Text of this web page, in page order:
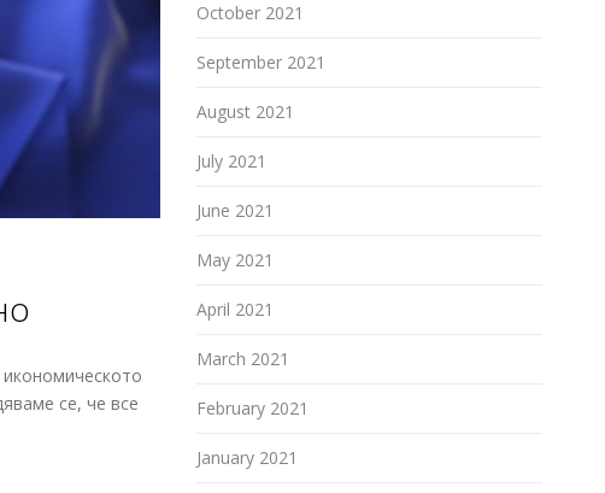
се, че все
October 2021
September 2021
August 2021
July 2021
June 2021
May 2021
April 2021
March 2021
February 2021
January 2021